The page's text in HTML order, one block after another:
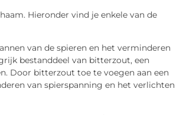
Hieronder vind je enkele van de
van de spieren en het verminderen
bestanddeel van bitterzout, een
Door bitterzout toe te voegen aan een
van spierspanning en het verlichten